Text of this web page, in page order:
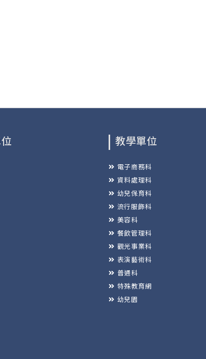
教學單位
電子商務科
資料處理科
幼兒保育科
流行服飾科
美容科
餐飲管理科
觀光事業科
表演藝術科
普通科
特殊教育網
幼兒園